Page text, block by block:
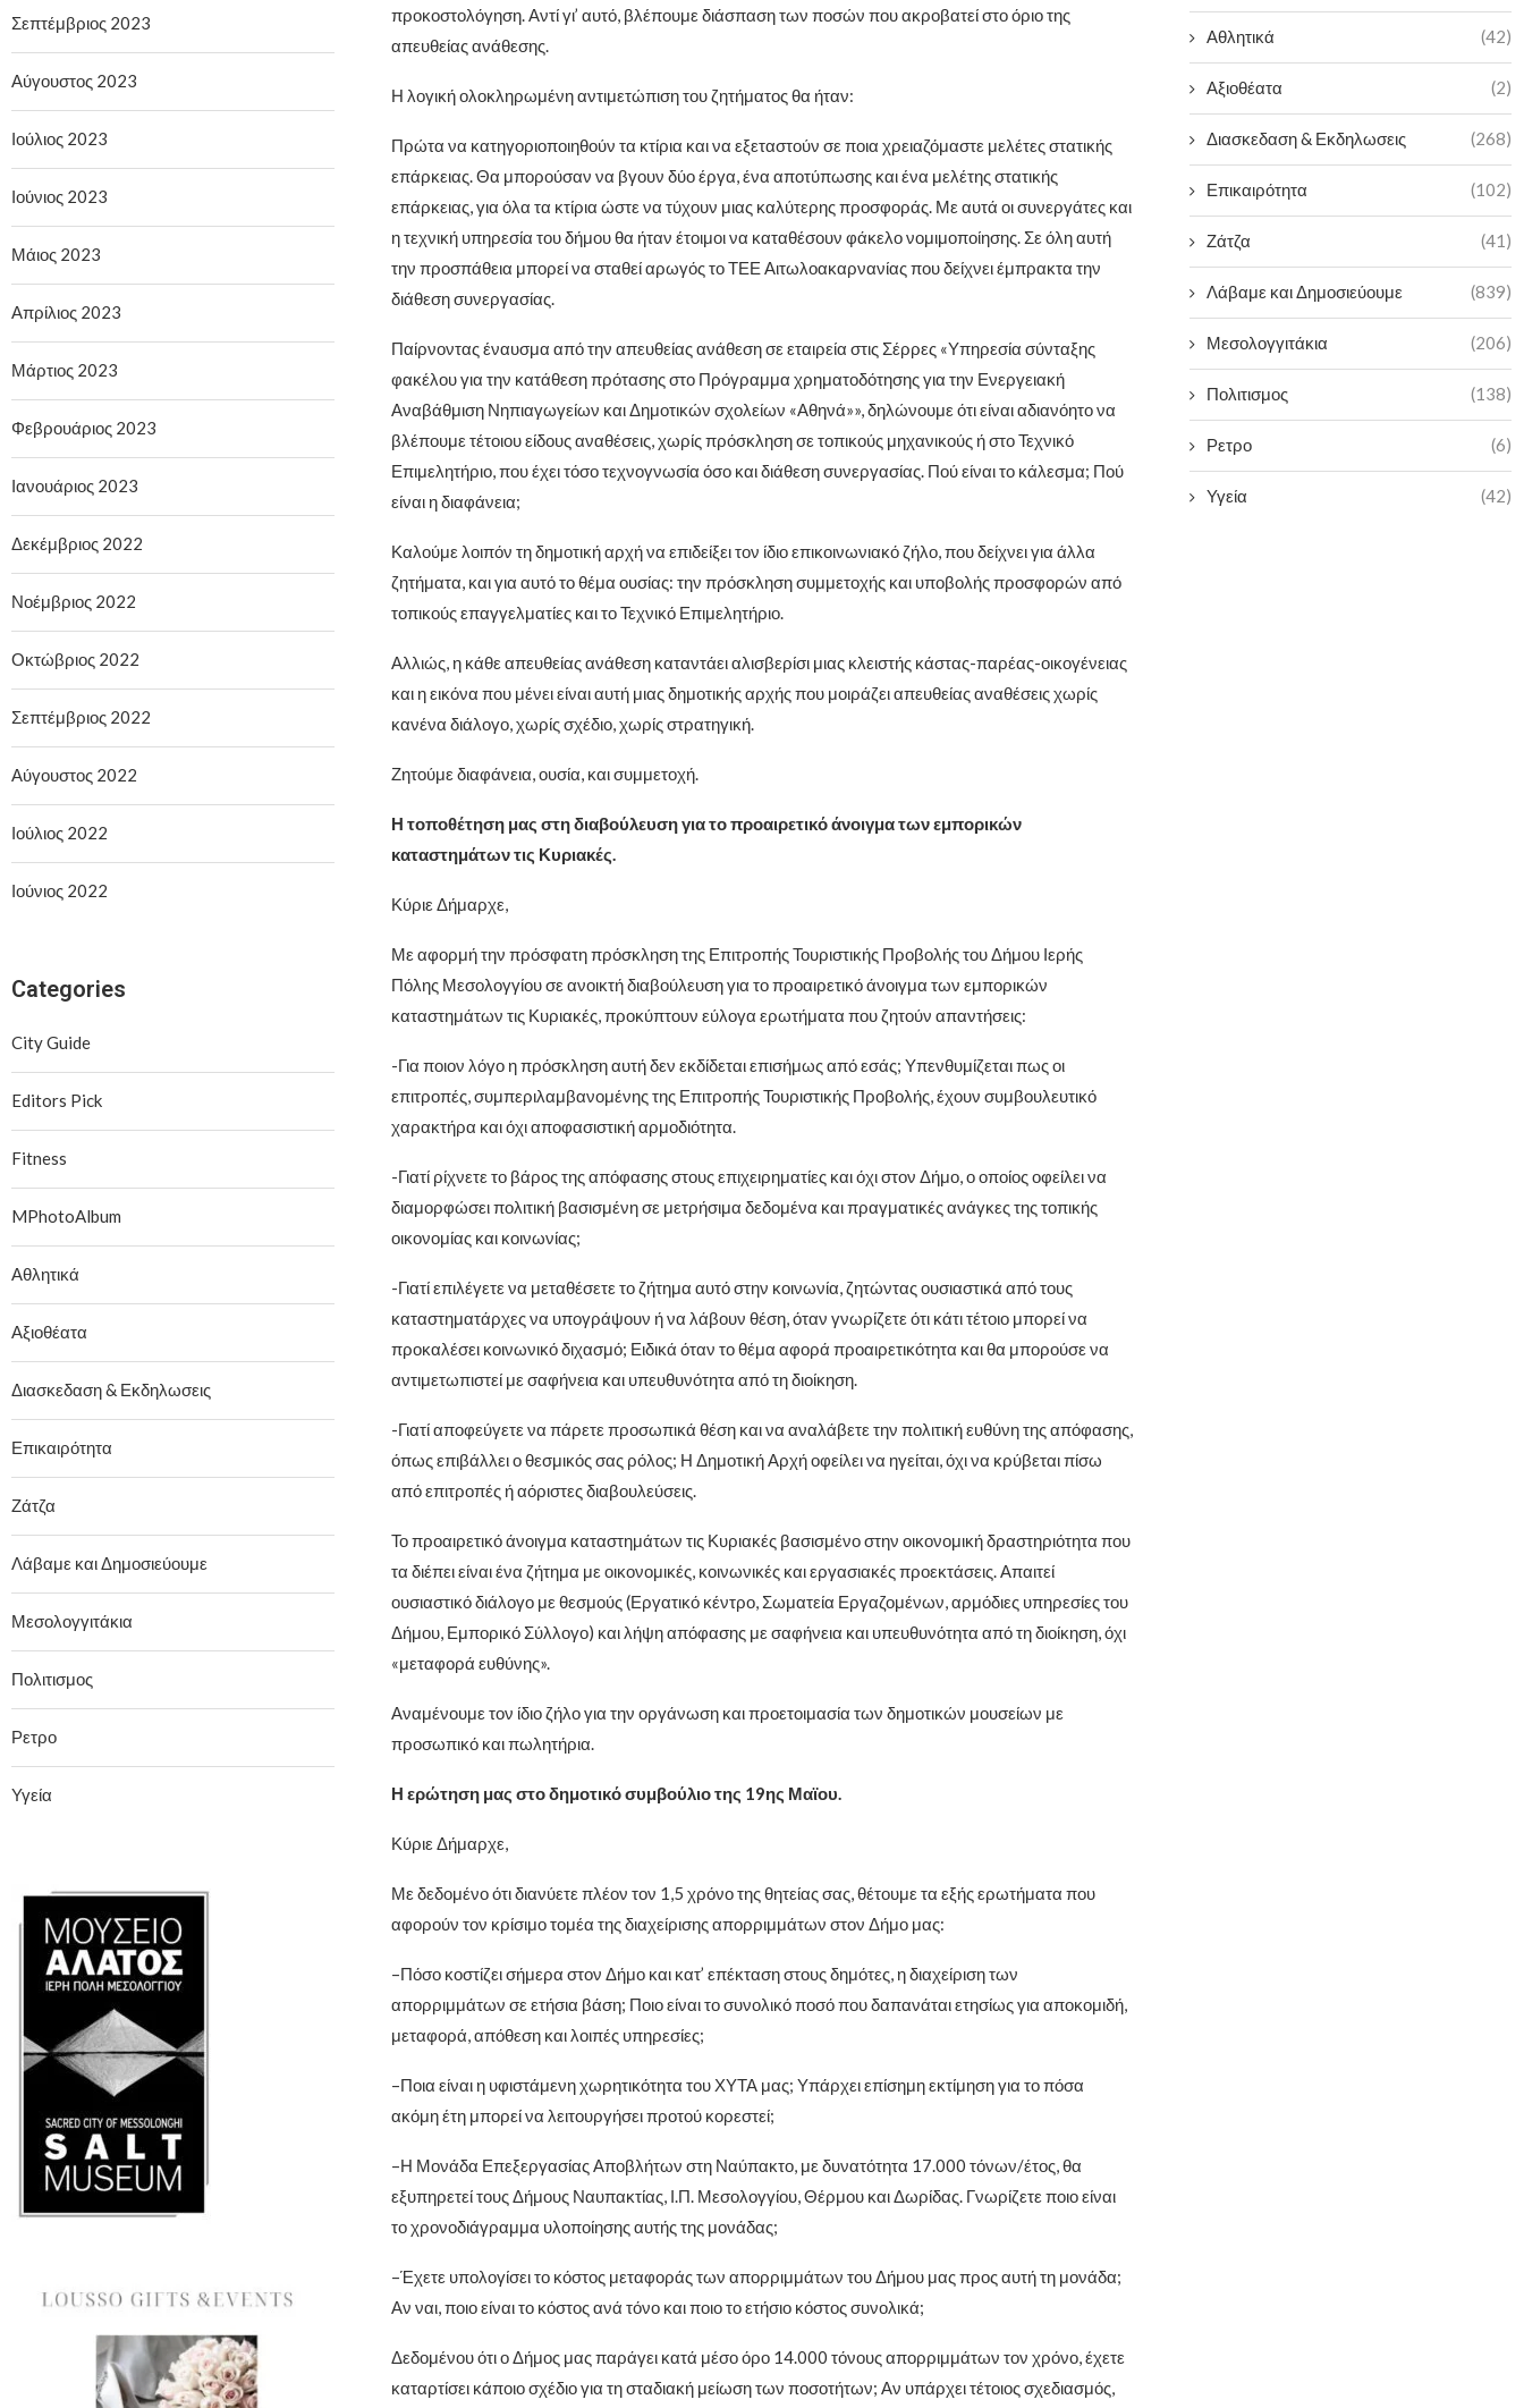
προκοστολόγηση. Αντί γι’ αυτό, βλέπουμε διάσπαση των ποσών που ακροβατεί στο όριο της
απευθείας ανάθεσης.
Η λογική ολοκληρωμένη αντιμετώπιση του ζητήματος θα ήταν:
Πρώτα να κατηγοριοποιηθούν τα κτίρια και να εξεταστούν σε ποια χρειαζόμαστε μελέτες στατικής
επάρκειας. Θα μπορούσαν να βγουν δύο έργα, ένα αποτύπωσης και ένα μελέτης στατικής
επάρκειας, για όλα τα κτίρια ώστε να τύχουν μιας καλύτερης προσφοράς. Με αυτά οι συνεργάτες και
η τεχνική υπηρεσία του δήμου θα ήταν έτοιμοι να καταθέσουν φάκελο νομιμοποίησης. Σε όλη αυτή
την προσπάθεια μπορεί να σταθεί αρωγός το ΤΕΕ Αιτωλοακαρνανίας που δείχνει έμπρακτα την
διάθεση συνεργασίας.
Παίρνοντας έναυσμα από την απευθείας ανάθεση σε εταιρεία στις Σέρρες «Υπηρεσία σύνταξης
φακέλου για την κατάθεση πρότασης στο Πρόγραμμα χρηματοδότησης για την Ενεργειακή
Αναβάθμιση Νηπιαγωγείων και Δημοτικών σχολείων «Αθηνά»», δηλώνουμε ότι είναι αδιανόητο να
βλέπουμε τέτοιου είδους αναθέσεις, χωρίς πρόσκληση σε τοπικούς μηχανικούς ή στο Τεχνικό
Επιμελητήριο, που έχει τόσο τεχνογνωσία όσο και διάθεση συνεργασίας. Πού είναι το κάλεσμα; Πού
είναι η διαφάνεια;
Καλούμε λοιπόν τη δημοτική αρχή να επιδείξει τον ίδιο επικοινωνιακό ζήλο, που δείχνει για άλλα
ζητήματα, και για αυτό το θέμα ουσίας: την πρόσκληση συμμετοχής και υποβολής προσφορών από
τοπικούς επαγγελματίες και το Τεχνικό Επιμελητήριο.
Αλλιώς, η κάθε απευθείας ανάθεση καταντάει αλισβερίσι μιας κλειστής κάστας-παρέας-οικογένειας
και η εικόνα που μένει είναι αυτή μιας δημοτικής αρχής που μοιράζει απευθείας αναθέσεις χωρίς
κανένα διάλογο, χωρίς σχέδιο, χωρίς στρατηγική.
Ζητούμε διαφάνεια, ουσία, και συμμετοχή.
Η τοποθέτηση μας στη διαβούλευση για το προαιρετικό άνοιγμα των εμπορικών
καταστημάτων τις Κυριακές.
Κύριε Δήμαρχε,
Με αφορμή την πρόσφατη πρόσκληση της Επιτροπής Τουριστικής Προβολής του Δήμου Ιερής
Πόλης Μεσολογγίου σε ανοικτή διαβούλευση για το προαιρετικό άνοιγμα των εμπορικών
καταστημάτων τις Κυριακές, προκύπτουν εύλογα ερωτήματα που ζητούν απαντήσεις:
-Για ποιον λόγο η πρόσκληση αυτή δεν εκδίδεται επισήμως από εσάς; Υπενθυμίζεται πως οι
επιτροπές, συμπεριλαμβανομένης της Επιτροπής Τουριστικής Προβολής, έχουν συμβουλευτικό
χαρακτήρα και όχι αποφασιστική αρμοδιότητα.
-Γιατί ρίχνετε το βάρος της απόφασης στους επιχειρηματίες και όχι στον Δήμο, ο οποίος οφείλει να
διαμορφώσει πολιτική βασισμένη σε μετρήσιμα δεδομένα και πραγματικές ανάγκες της τοπικής
οικονομίας και κοινωνίας;
-Γιατί επιλέγετε να μεταθέσετε το ζήτημα αυτό στην κοινωνία, ζητώντας ουσιαστικά από τους
καταστηματάρχες να υπογράψουν ή να λάβουν θέση, όταν γνωρίζετε ότι κάτι τέτοιο μπορεί να
προκαλέσει κοινωνικό διχασμό; Ειδικά όταν το θέμα αφορά προαιρετικότητα και θα μπορούσε να
αντιμετωπιστεί με σαφήνεια και υπευθυνότητα από τη διοίκηση.
-Γιατί αποφεύγετε να πάρετε προσωπικά θέση και να αναλάβετε την πολιτική ευθύνη της απόφασης,
όπως επιβάλλει ο θεσμικός σας ρόλος; Η Δημοτική Αρχή οφείλει να ηγείται, όχι να κρύβεται πίσω
από επιτροπές ή αόριστες διαβουλεύσεις.
Το προαιρετικό άνοιγμα καταστημάτων τις Κυριακές βασισμένο στην οικονομική δραστηριότητα που
τα διέπει είναι ένα ζήτημα με οικονομικές, κοινωνικές και εργασιακές προεκτάσεις. Απαιτεί
ουσιαστικό διάλογο με θεσμούς (Εργατικό κέντρο, Σωματεία Εργαζομένων, αρμόδιες υπηρεσίες του
Δήμου, Εμπορικό Σύλλογο) και λήψη απόφασης με σαφήνεια και υπευθυνότητα από τη διοίκηση, όχι
«μεταφορά ευθύνης».
Αναμένουμε τον ίδιο ζήλο για την οργάνωση και προετοιμασία των δημοτικών μουσείων με
προσωπικό και πωλητήρια.
Η ερώτηση μας στο δημοτικό συμβούλιο της 19ης Μαϊου.
Κύριε Δήμαρχε,
Με δεδομένο ότι διανύετε πλέον τον 1,5 χρόνο της θητείας σας, θέτουμε τα εξής ερωτήματα που
αφορούν τον κρίσιμο τομέα της διαχείρισης απορριμμάτων στον Δήμο μας:
–Πόσο κοστίζει σήμερα στον Δήμο και κατ’ επέκταση στους δημότες, η διαχείριση των
απορριμμάτων σε ετήσια βάση; Ποιο είναι το συνολικό ποσό που δαπανάται ετησίως για αποκομιδή,
μεταφορά, απόθεση και λοιπές υπηρεσίες;
–Ποια είναι η υφιστάμενη χωρητικότητα του ΧΥΤΑ μας; Υπάρχει επίσημη εκτίμηση για το πόσα
ακόμη έτη μπορεί να λειτουργήσει προτού κορεστεί;
–Η Μονάδα Επεξεργασίας Αποβλήτων στη Ναύπακτο, με δυνατότητα 17.000 τόνων/έτος, θα
εξυπηρετεί τους Δήμους Ναυπακτίας, Ι.Π. Μεσολογγίου, Θέρμου και Δωρίδας. Γνωρίζετε ποιο είναι
το χρονοδιάγραμμα υλοποίησης αυτής της μονάδας;
–Έχετε υπολογίσει το κόστος μεταφοράς των απορριμμάτων του Δήμου μας προς αυτή τη μονάδα;
Αν ναι, ποιο είναι το κόστος ανά τόνο και ποιο το ετήσιο κόστος συνολικά;
Δεδομένου ότι ο Δήμος μας παράγει κατά μέσο όρο 14.000 τόνους απορριμμάτων τον χρόνο, έχετε
καταρτίσει κάποιο σχέδιο για τη σταδιακή μείωση των ποσοτήτων; Αν υπάρχει τέτοιος σχεδιασμός,
Αθλητικά (42)
Αξιοθέατα (2)
Διασκεδαση & Εκδηλωσεις (268)
Επικαιρότητα (102)
Ζάτζα (41)
Λάβαμε και Δημοσιεύουμε (839)
Μεσολογγιτάκια (206)
Πολιτισμος (138)
Ρετρο (6)
Υγεία (42)
Σεπτέμβριος 2023
Αύγουστος 2023
Ιούλιος 2023
Ιούνιος 2023
Μάιος 2023
Απρίλιος 2023
Μάρτιος 2023
Φεβρουάριος 2023
Ιανουάριος 2023
Δεκέμβριος 2022
Νοέμβριος 2022
Οκτώβριος 2022
Σεπτέμβριος 2022
Αύγουστος 2022
Ιούλιος 2022
Ιούνιος 2022
Categories
City Guide
Editors Pick
Fitness
MPhotoAlbum
Αθλητικά
Αξιοθέατα
Διασκεδαση & Εκδηλωσεις
Επικαιρότητα
Ζάτζα
Λάβαμε και Δημοσιεύουμε
Μεσολογγιτάκια
Πολιτισμος
Ρετρο
Υγεία